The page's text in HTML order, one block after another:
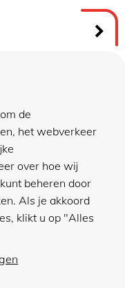
de
het webverkeer
over hoe wij
beheren door
Als je akkoord
klikt u op "Alles